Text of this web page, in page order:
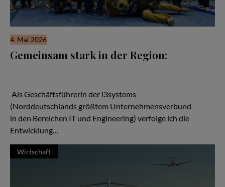
4. Mai 2026
Gemeinsam stark in der Region:
Als Geschäftsführerin der i3systems
(Norddeutschlands größtem Unternehmensverbund
in den Bereichen IT und Engineering) verfolge ich die
Entwicklung…
Wirtschaft